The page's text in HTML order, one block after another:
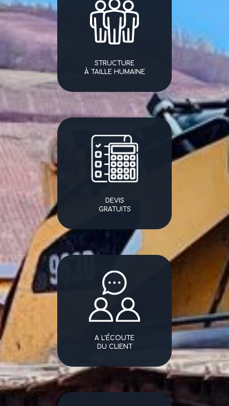
STRUCTURE
À TAILLE HUMAINE
DEVIS
GRATUITS
A L'ÉCOUTE
DU CLIENT